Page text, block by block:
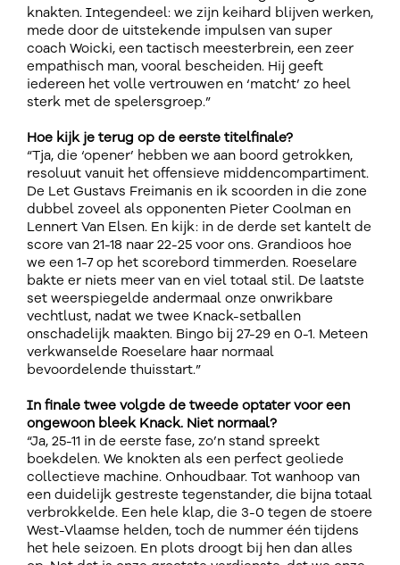
knakten. Integendeel: we zijn keihard blijven werken,
mede door de uitstekende impulsen van super
coach Woicki, een tactisch meesterbrein, een zeer
empathisch man, vooral bescheiden. Hij geeft
iedereen het volle vertrouwen en ‘matcht’ zo heel
sterk met de spelersgroep.”
Hoe kijk je terug op de eerste titelfinale?
“Tja, die ‘opener’ hebben we aan boord getrokken,
resoluut vanuit het offensieve middencompartiment.
De Let Gustavs Freimanis en ik scoorden in die zone
dubbel zoveel als opponenten Pieter Coolman en
Lennert Van Elsen. En kijk: in de derde set kantelt de
score van 21-18 naar 22-25 voor ons. Grandioos hoe
we een 1-7 op het scorebord timmerden. Roeselare
bakte er niets meer van en viel totaal stil. De laatste
set weerspiegelde andermaal onze onwrikbare
vechtlust, nadat we twee Knack-setballen
onschadelijk maakten. Bingo bij 27-29 en 0-1. Meteen
verkwanselde Roeselare haar normaal
bevoordelende thuisstart.”
In finale twee volgde de tweede optater voor een
ongewoon bleek Knack. Niet normaal?
“Ja, 25-11 in de eerste fase, zo’n stand spreekt
boekdelen. We knokten als een perfect geoliede
collectieve machine. Onhoudbaar. Tot wanhoop van
een duidelijk gestreste tegenstander, die bijna totaal
verbrokkelde. Een hele klap, die 3-0 tegen de stoere
West-Vlaamse helden, toch de nummer één tijdens
het hele seizoen. En plots droogt bij hen dan alles